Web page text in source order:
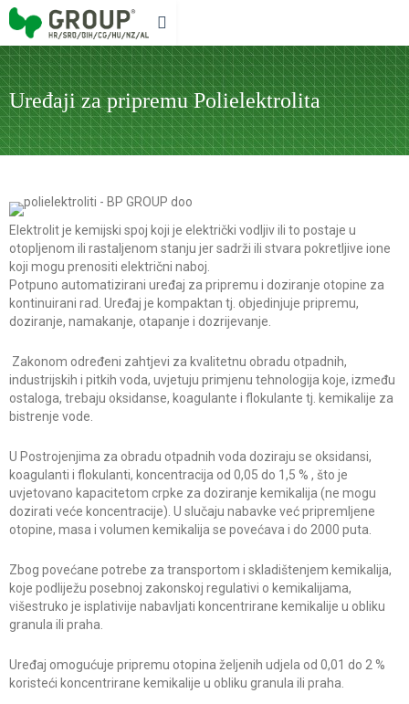
Uređaji za pripremu Polielektrolita
Elektrolit je kemijski spoj koji je električki vodljiv ili to postaje u
otopljenom ili rastaljenom stanju jer sadrži ili stvara pokretljive ione
koji mogu prenositi električni naboj.
Potpuno automatizirani uređaj za pripremu i doziranje otopine za
kontinuirani rad. Uređaj je kompaktan tj. objedinjuje pripremu,
doziranje, namakanje, otapanje i dozrijevanje.
Zakonom određeni zahtjevi za kvalitetnu obradu otpadnih,
industrijskih i pitkih voda, uvjetuju primjenu tehnologija koje, između
ostaloga, trebaju oksidanse, koagulante i flokulante tj. kemikalije za
bistrenje vode.
U Postrojenjima za obradu otpadnih voda doziraju se oksidansi,
koagulanti i flokulanti, koncentracija od 0,05 do 1,5 % , što je
uvjetovano kapacitetom crpke za doziranje kemikalija (ne mogu
dozirati veće koncentracije). U slučaju nabavke već pripremljene
otopine, masa i volumen kemikalija se povećava i do 2000 puta.
Zbog povećane potrebe za transportom i skladištenjem kemikalija,
koje podliježu posebnoj zakonskoj regulativi o kemikalijama,
višestruko je isplativije nabavljati koncentrirane kemikalije u obliku
granula ili praha.
Uređaj omogućuje pripremu otopina željenih udjela od 0,01 do 2 %
koristeći koncentrirane kemikalije u obliku granula ili praha.